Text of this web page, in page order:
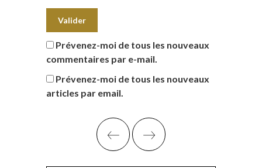
Prévenez-moi de tous les nouveaux
commentaires par e-mail.
Prévenez-moi de tous les nouveaux
articles par email.